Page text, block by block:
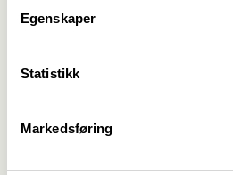
Egenskaper
Statistikk
Markedsføring